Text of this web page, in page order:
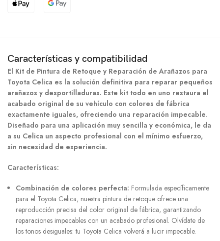
Características y compatibilidad
El Kit de Pintura de Retoque y Reparación de Arañazos para
Toyota Celica es la solución definitiva para reparar pequeños
arañazos y desportilladuras. Este kit todo en uno restaura el
acabado original de su vehículo con colores de fábrica
exactamente iguales, ofreciendo una reparación impecable.
Diseñado para una aplicación muy sencilla y económica, le da
a su Celica un aspecto profesional con el mínimo esfuerzo,
sin necesidad de experiencia.
Características:
Combinación de colores perfecta: Formulada específicamente
para el Toyota Celica, nuestra pintura de retoque ofrece una
reproducción precisa del color original de fábrica, garantizando
reparaciones impecables con un acabado profesional. Olvídate de
los tonos desiguales: tu Toyota Celica volverá a lucir impecable.